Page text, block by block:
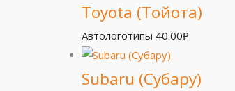
Toyota (Тойота)
Автологотипы 40.00₽
Subaru (Субару)